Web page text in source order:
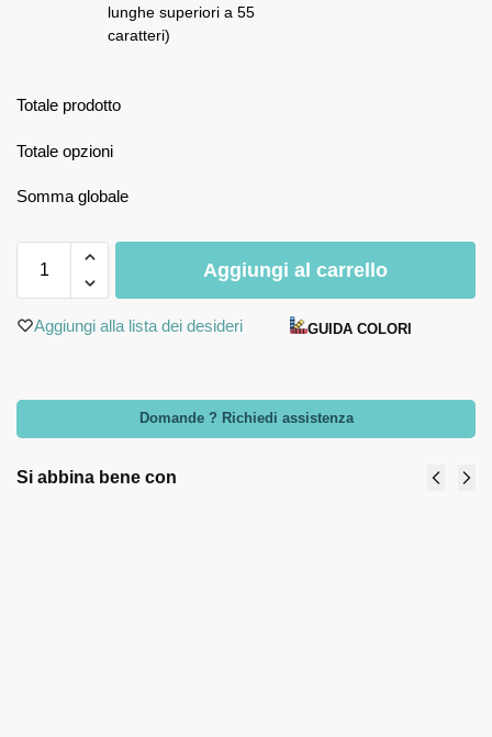
lunghe superiori a 55
caratteri)
Totale prodotto
Totale opzioni
Somma globale
Aggiungi al carrello
Aggiungi alla lista dei desideri GUIDA COLORI
Domande ? Richiedi assistenza
Si abbina bene con